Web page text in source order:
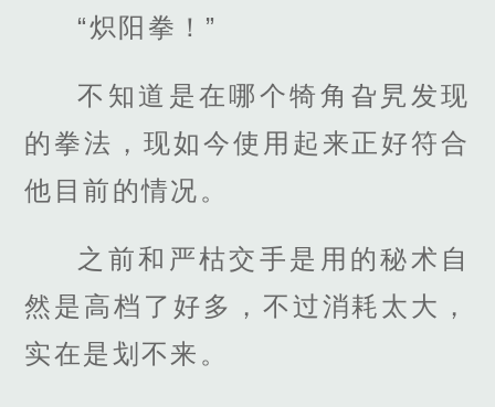
“炽阳拳！”
不知道是在哪个犄角旮旯发现
的拳法，现如今使用起来正好符合
他目前的情况。
之前和严枯交手是用的秘术自
然是高档了好多，不过消耗太大，
实在是划不来。